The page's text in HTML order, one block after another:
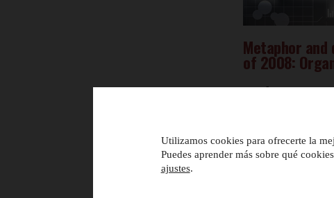
Metaphor
of 2008:
+ info
Utilizamos cookies para ofrecerte la
Puedes aprender más sobre qué
ajustes.